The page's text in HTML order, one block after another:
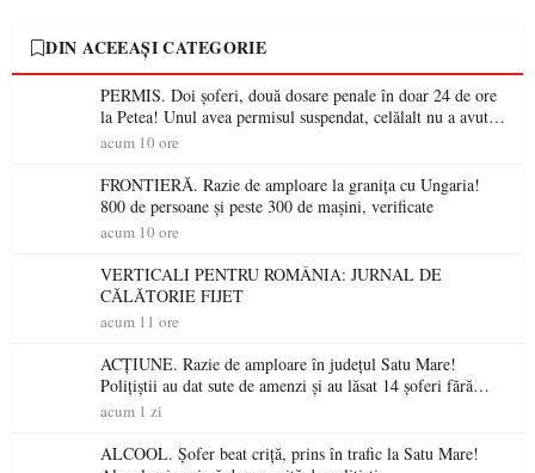
DIN ACEEAȘI CATEGORIE
PERMIS. Doi șoferi, două dosare penale în doar 24 de ore
la Petea! Unul avea permisul suspendat, celălalt nu a avut
niciodată permis
acum 10 ore
FRONTIERĂ. Razie de amploare la granița cu Ungaria!
800 de persoane și peste 300 de mașini, verificate
acum 10 ore
VERTICALI PENTRU ROMÂNIA: JURNAL DE
CĂLĂTORIE FIJET
acum 11 ore
ACȚIUNE. Razie de amploare în județul Satu Mare!
Polițiștii au dat sute de amenzi și au lăsat 14 șoferi fără
permis într-o singură zi
acum 1 zi
ALCOOL. Șofer beat criță, prins în trafic la Satu Mare!